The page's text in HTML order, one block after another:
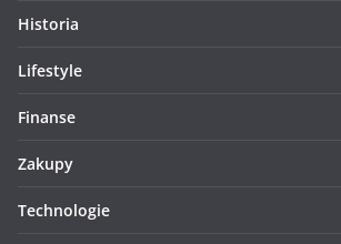
Historia
Lifestyle
Finanse
Zakupy
Technologie